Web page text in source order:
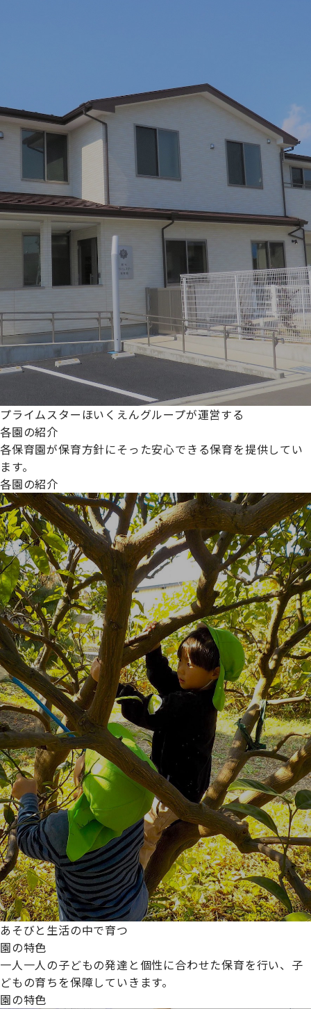
プライムスターほいくえんグループが運営する
各園の紹介
各保育園が保育方針にそった安心できる保育を提供してい
ます。
各園の紹介
あそびと生活の中で育つ
園の特色
一人一人の子どもの発達と個性に合わせた保育を行い、子
どもの育ちを保障していきます。
園の特色